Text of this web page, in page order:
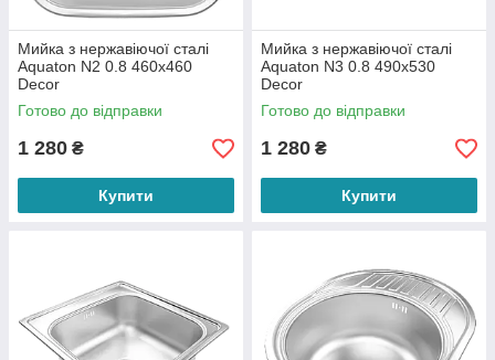
Мийка з нержавіючої сталі
Aquaton N2 0.8 460х460
Decor
Готово до відправки
1 280 ₴
Купити
Мийка з нержавіючої сталі
Aquaton N3 0.8 490х530
Decor
Готово до відправки
1 280 ₴
Купити